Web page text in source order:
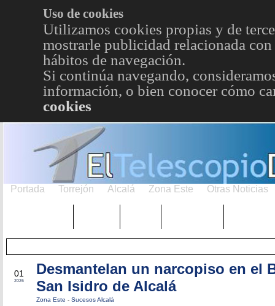
Uso de cookies
Utilizamos cookies propias y de
mostrarle publicidad relacionada
hábitos de navegación.
Si continúa navegando,
información, o bien conocer cómo
cookies
Portada Torrejón Alcalá Zona Este Otras Noticias
01
2026
Desmantelan un narcopiso en el
San Isidro de Alcalá
Zona Este - Sucesos Alcalá